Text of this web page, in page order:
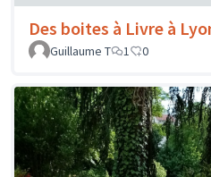
Des boites à Livre à
Guillaume T
1 0